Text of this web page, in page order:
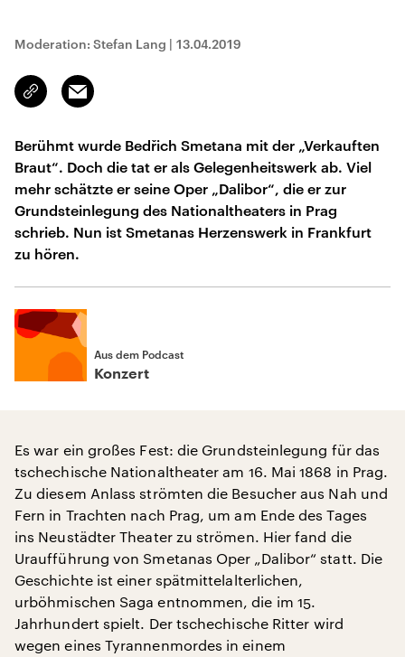
Moderation: Stefan Lang | 13.04.2019
Link
kopieren/teilen
Email
Berühmt wurde Bedřich Smetana mit der „Verkauften
Braut“. Doch die tat er als Gelegenheitswerk ab. Viel
mehr schätzte er seine Oper „Dalibor“, die er zur
Grundsteinlegung des Nationaltheaters in Prag
schrieb. Nun ist Smetanas Herzenswerk in Frankfurt
zu hören.
Aus dem Podcast
Konzert
Es war ein großes Fest: die Grundsteinlegung für das
tschechische Nationaltheater am 16. Mai 1868 in Prag.
Zu diesem Anlass strömten die Besucher aus Nah und
Fern in Trachten nach Prag, um am Ende des Tages
ins Neustädter Theater zu strömen. Hier fand die
Uraufführung von Smetanas Oper „Dalibor“ statt. Die
Geschichte ist einer spätmittelalterlichen,
urböhmischen Saga entnommen, die im 15.
Jahrhundert spielt. Der tschechische Ritter wird
wegen eines Tyrannenmordes in einem